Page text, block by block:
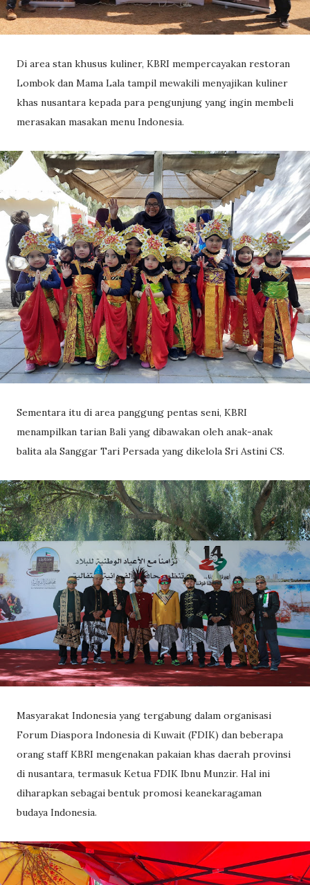
Di area stan khusus kuliner, KBRI mempercayakan restoran
Lombok dan Mama Lala tampil mewakili menyajikan kuliner
khas nusantara kepada para pengunjung yang ingin membeli
merasakan masakan menu Indonesia.
Sementara itu di area panggung pentas seni, KBRI
menampilkan tarian Bali yang dibawakan oleh anak-anak
balita ala Sanggar Tari Persada yang dikelola Sri Astini CS.
Masyarakat Indonesia yang tergabung dalam organisasi
Forum Diaspora Indonesia di Kuwait (FDIK) dan beberapa
orang staff KBRI mengenakan pakaian khas daerah provinsi
di nusantara, termasuk Ketua FDIK Ibnu Munzir. Hal ini
diharapkan sebagai bentuk promosi keanekaragaman
budaya Indonesia.